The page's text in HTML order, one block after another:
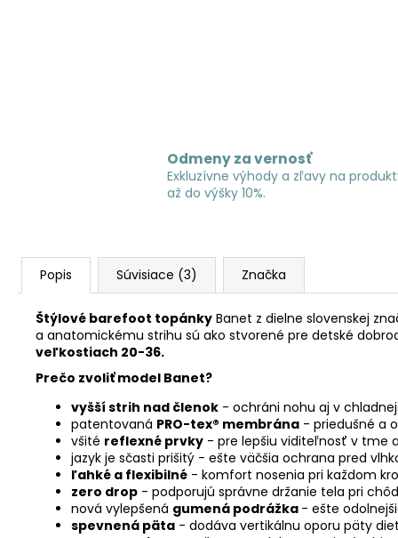
Odmeny za vernosť
Exkluzívne výhody a zľavy na
až do výšky 10%.
Popis Súvisiace (3) Značka
Štýlové barefoot topánky Banet z dielne slovenskej
a anatomickému strihu sú ako stvorené pre detské
veľkostiach 20-36.
Prečo zvoliť model Banet?
vyšší strih nad členok - ochráni nohu aj v
patentovaná PRO-tex® membrána - priedušné a
všité reflexné prvky - pre lepšiu viditeľnosť v tme
jazyk je sčasti prišitý - ešte väčšia ochrana pred
ľahké a flexibilné - komfort nosenia pri každom
zero drop - podporujú správne držanie tela pri
nová vylepšená gumená podrážka - ešte
spevnená päta - dodáva vertikálnu oporu päty